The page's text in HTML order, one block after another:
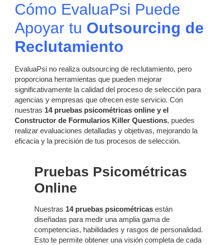
Cómo EvaluaPsi Puede
Apoyar tu Outsourcing de
Reclutamiento
EvaluaPsi no realiza outsourcing de reclutamiento, pero
proporciona herramientas que pueden mejorar
significativamente la calidad del proceso de selección para
agencias y empresas que ofrecen este servicio. Con
nuestras 14 pruebas psicométricas online y el
Constructor de Formularios Killer Questions, puedes
realizar evaluaciones detalladas y objetivas, mejorando la
eficacia y la precisión de tus procesos de selección.
Pruebas Psicométricas
Online
Nuestras 14 pruebas psicométricas están
diseñadas para medir una amplia gama de
competencias, habilidades y rasgos de personalidad.
Esto te permite obtener una visión completa de cada